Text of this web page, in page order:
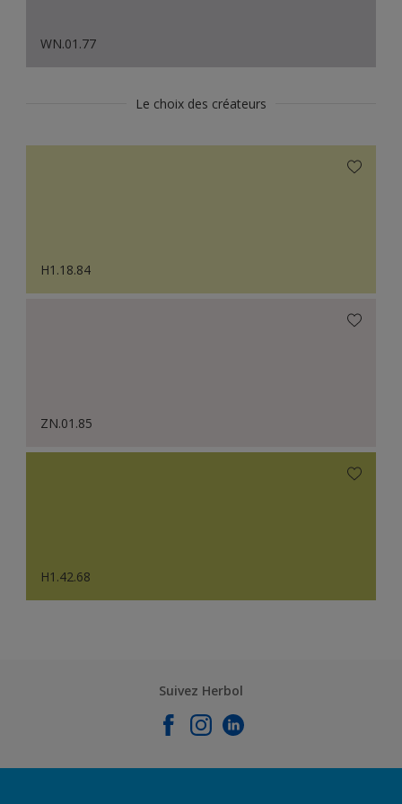
WN.01.77
Le choix des créateurs
H1.18.84
ZN.01.85
H1.42.68
Suivez Herbol